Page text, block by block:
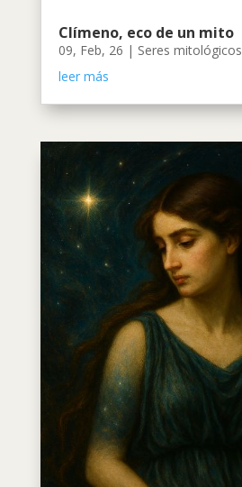
Clímeno, eco de un mito
09, Feb, 26 | Seres mitológicos
leer más